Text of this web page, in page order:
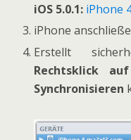
iOS 5.0.1: iPhone
iPhone
Erstellt
Rechtsklick
Synchronisieren